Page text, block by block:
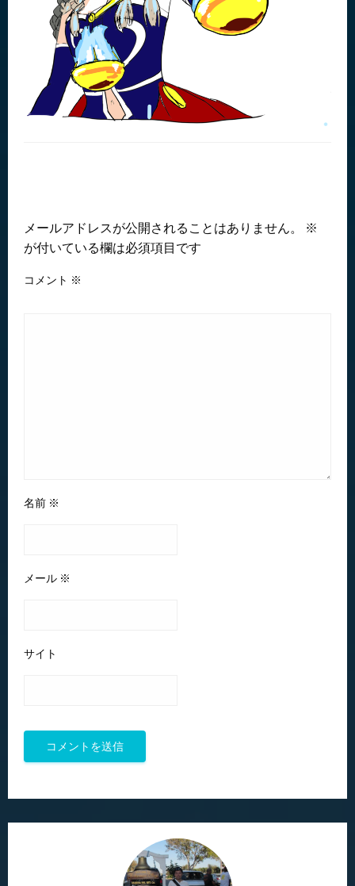
メールアドレスが公開されることはありません。
※
が付いている欄は必須項目です
コメント ※
名前 ※
メール ※
サイト